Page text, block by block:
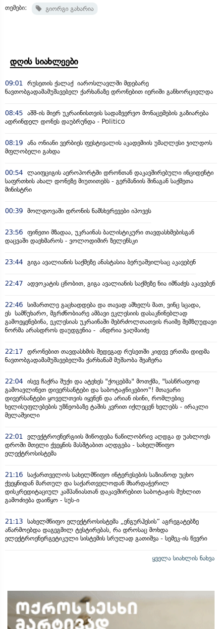
თემები: გიორგი გახარია
დღის სიახლეები
09:01
რუსეთის ქალაქ იაროსლავლში მდებარე
ნავთობგადამამუშავებელ ქარხანაზე დრონებით იერიში განხორციელდა
08:45 აშშ-ის მიერ უკრაინისთვის სადაზვერვო მონაცემების გაზიარება
ადრინდელ დონეს დაუბრუნდა - Politico
08:19 ანა ონიანი ვერბიეს ფესტივალის აკადემიის უმაღლესი ჯილდოს
მფლობელი გახდა
00:54 ლაიფციგის აეროპორტში დრონთან დაკავშირებული ინციდენტი
საფრთხის ახალ დონეზე მიუთითებს - გერმანიის შინაგან საქმეთა
მინისტრი
00:39 მოლდოვაში დრონის ნამსხვრევები იპოვეს
23:56 ფინეთი მზადაა, უკრაინას ბალისტიკური თავდასხმებისგან
დაცვაში დაეხმაროს - ვოლოდიმირ ზელენსკი
23:44 გიგა ავალიანის საქმეზე ანასტასია ბერუაშვილსაც აკავებენ
22:47 ადვოკატის ცნობით, გიგა ავალიანის საქმეზე ნია იმნაძეს აკავებენ
22:46 სიმართლე გაცხადდება და თავად ამხელს მათ, ვინც სცადა,
ეს სამწუხარო, მგრძნობიარე ამბავი ეკლესიის დასაკნინებლად
გამოეყენებინა, ეკლესიას უკრაინაში მებრძოლთათვის რაიმე შემზღუდავი
ნორმა არასდროს დაუდგენია - ანდრია ჯაღმაიძე
22:17 დრონებით თავდასხმის შედეგად რუსეთში კიდევ ერთმა დიდმა
ნავთობგადამამუშავებელმა ქარხანამ მუშაობა შეაჩერა
22:04 ისევ ჩაქრა შუქი და ატეხეს "ქოცებმა" მოთქმა, "სასწრაფოდ
გამოავლინეთ დივერსანტები და საბოტაჟნიკებიო"! მთავარი
დივერსანტები ყოველთვის იყვნენ და არიან ისინი, რომლებიც
ხელისუფლებების უზნეობაზე ტაშის კვრით იქლეცენ ხელებს - ირაკლი
მელაშვილი
22:01
ელექტროენერგიის მიწოდება ნაწილობრივ აღდგა დ უახლოეს
დროში მთელი ქვეყნის მასშტაბით აღდგება - სახელმწიფო
ელექტროსისტემა
21:16 საქართველოს სახელმწიფო ინტერესების საზიანოდ უცხო
ქვეყნიდან მართულ და საქართველოდან მხარდაჭერილ
დისკრედიტაციულ კამპანიასთან დაკავშირებით საბოტაჟის მუხლით
გამოძიება დაიწყო - სუს-ი
21:13 სახელმწიფო ელექტროსისტემა „ენგურჰესის“ აგრეგატებზე
აწარმოებდა დაგეგმილ ტესტირებას, რა დროსაც მოხდა
ელექტროენერგეტიკული სისტემის სრულად გათიშვა - სემეკ-ის წევრი
ყველა სიახლის ნახვა